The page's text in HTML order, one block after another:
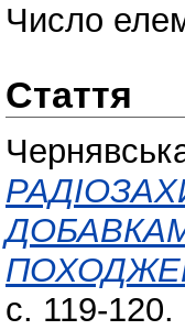
Число
Стаття
с. 119-120.